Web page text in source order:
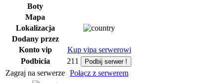
Boty
Mapa
Lokalizacja
Dodany przez
Konto vip
Kup vipa serwerowi
Podbicia
211
Zagraj na serwerze Połącz z serwerem